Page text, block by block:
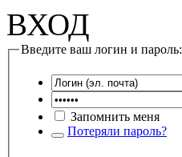
ВХОД
Введите ваш логин и пароль:
Запомнить меня
Потеряли пароль?